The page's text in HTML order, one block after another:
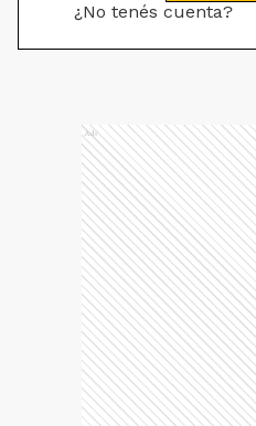
¿No tenés cuenta?
Ads